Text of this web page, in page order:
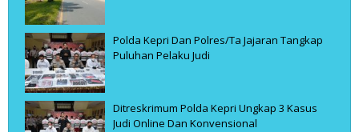
Polda Kepri Dan Polres/Ta Jajaran Tangkap
Puluhan Pelaku Judi
Ditreskrimum Polda Kepri Ungkap 3 Kasus
Judi Online Dan Konvensional